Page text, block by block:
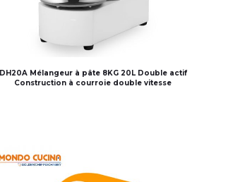
DH20A Mélangeur à pâte 8KG 20L Double actif
Construction à courroie double vitesse